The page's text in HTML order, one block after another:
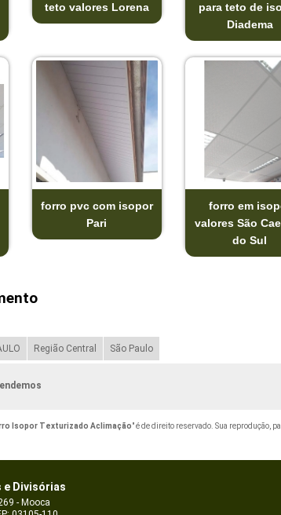
teto valores Lorena
para teto de
Diadema
forro pvc com isopor
Pari
forro em
valores São
do Sul
Região Central São Paulo
Isopor Texturizado Aclimação" é de direito reservado. Sua reprodução,
e Divisórias
- Mooca